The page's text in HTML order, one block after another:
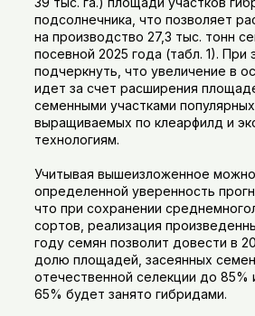
подсолнечника, что позволяет
на производство 27,3 тыс. тонн
посевной 2025 года (табл. 1). При
подчеркнуть, что увеличение в
идет за счет расширения
семенными участками популярных
выращиваемых по клеарфилд и
технологиям.
Учитывая вышеизложенное
определенной уверенность
что при сохранении
сортов, реализация
году семян позволит довести в
долю площадей, засеянных
отечественной селекции до 85%
65% будет занято гибридами.